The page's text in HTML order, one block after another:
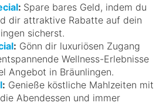
: Spare bares Geld, indem du
dir attraktive Rabatte auf dein
sicherst.
: Gönn dir luxuriösen Zugang
Wellness-Erlebnisse
Angebot in Bräunlingen.
: Genieße köstliche Mahlzeiten mit
Abendessen und immer